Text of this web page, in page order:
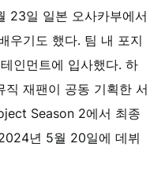
23일 일본 오사카부에서
우기도 했다. 팀 내 포지
인먼트에 입사했다. 하
직 재팬이 공동 기획한 서
Season 2에서 최종
년 5월 20일에 데뷔